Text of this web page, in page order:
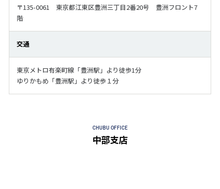
〒135-0061 東京都江東区豊洲三丁目2番20号 豊洲フロント7
階
交通
東京メトロ有楽町線「豊洲駅」より徒歩1分
ゆりかもめ「豊洲駅」より徒歩１分
CHUBU OFFICE
中部支店